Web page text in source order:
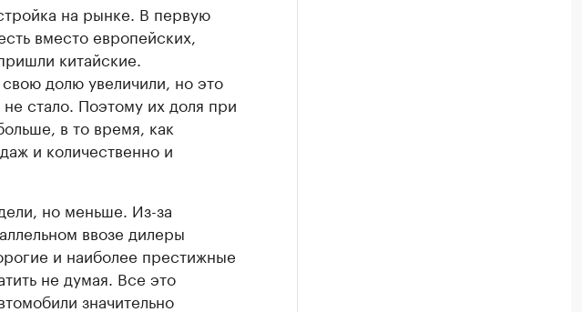
на рынке. В первую
вместо европейских,
китайские.
долю увеличили, но это
стало. Поэтому их доля при
в то время, как
и количественно и
но меньше. Из-за
ввозе дилеры
и наиболее престижные
не думая. Все это
значительно